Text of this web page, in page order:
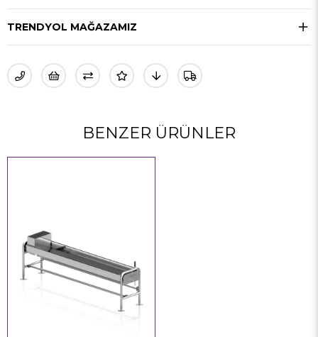
TRENDYOL MAĞAZAMIZ
BENZER ÜRÜNLER